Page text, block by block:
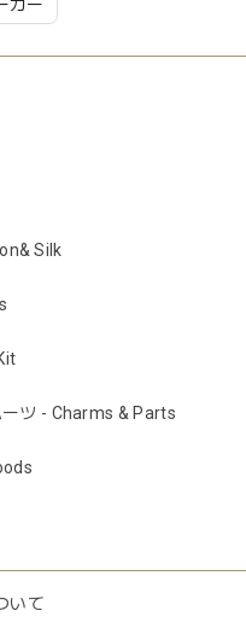
カー
Silk
ツ - Charms & Parts
いて